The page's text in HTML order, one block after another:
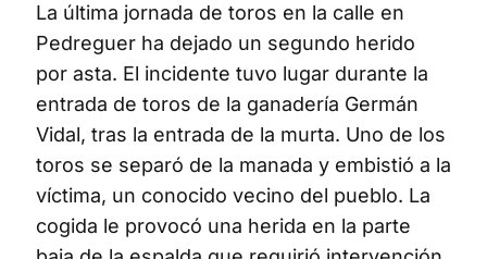
La última jornada de toros en la calle en
Pedreguer ha dejado un segundo herido
por asta. El incidente tuvo lugar durante la
entrada de toros de la ganadería Germán
Vidal, tras la entrada de la murta. Uno de los
toros se separó de la manada y embistió a la
víctima, un conocido vecino del pueblo. La
cogida le provocó una herida en la parte